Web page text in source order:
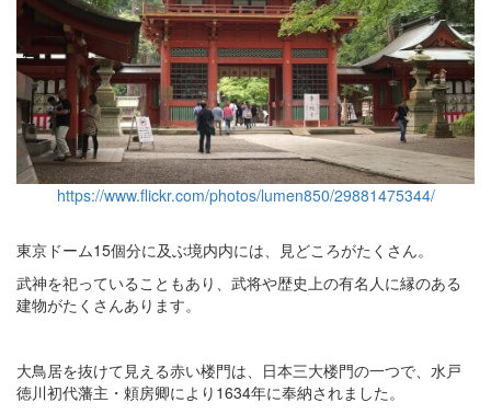
https://www.flickr.com/photos/lumen850/29881475344/
東京ドーム15個分に及ぶ境内内には、見どころがたくさん。
武神を祀っていることもあり、武将や歴史上の有名人に縁のある
建物がたくさんあります。
大鳥居を抜けて見える赤い楼門は、日本三大楼門の一つで、水戸
徳川初代藩主・頼房卿により1634年に奉納されました。